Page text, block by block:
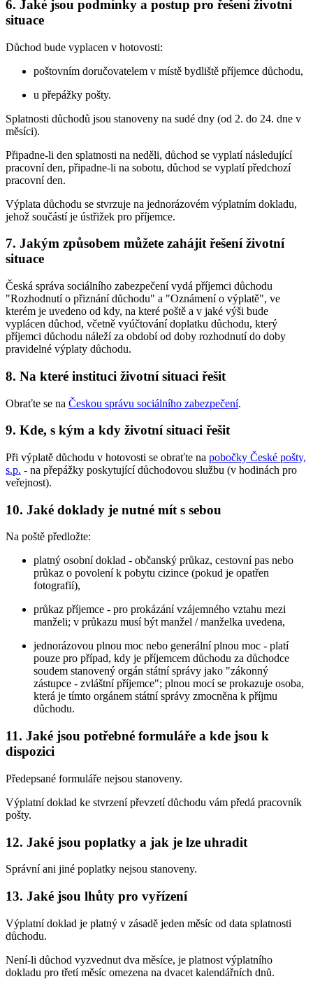
6. Jaké jsou podmínky a postup pro řešení životní
situace
Důchod bude vyplacen v hotovosti:
poštovním doručovatelem v místě bydliště příjemce důchodu,
u přepážky pošty.
Splatnosti důchodů jsou stanoveny na sudé dny (od 2. do 24. dne v
měsíci).
Připadne-li den splatnosti na neděli, důchod se vyplatí následující
pracovní den, připadne-li na sobotu, důchod se vyplatí předchozí
pracovní den.
Výplata důchodu se stvrzuje na jednorázovém výplatním dokladu,
jehož součástí je ústřižek pro příjemce.
7. Jakým způsobem můžete zahájit řešení životní
situace
Česká správa sociálního zabezpečení vydá příjemci důchodu
"Rozhodnutí o přiznání důchodu" a "Oznámení o výplatě", ve
kterém je uvedeno od kdy, na které poště a v jaké výši bude
vyplácen důchod, včetně vyúčtování doplatku důchodu, který
příjemci důchodu náleží za období od doby rozhodnutí do doby
pravidelné výplaty důchodu.
8. Na které instituci životní situaci řešit
Obraťte se na Českou správu sociálního zabezpečení.
9. Kde, s kým a kdy životní situaci řešit
Při výplatě důchodu v hotovosti se obraťte na pobočky České pošty,
s.p. - na přepážky poskytující důchodovou službu (v hodinách pro
veřejnost).
10. Jaké doklady je nutné mít s sebou
Na poště předložte:
platný osobní doklad - občanský průkaz, cestovní pas nebo
průkaz o povolení k pobytu cizince (pokud je opatřen
fotografií),
průkaz příjemce - pro prokázání vzájemného vztahu mezi
manželi; v průkazu musí být manžel / manželka uvedena,
jednorázovou plnou moc nebo generální plnou moc - platí
pouze pro případ, kdy je příjemcem důchodu za důchodce
soudem stanovený orgán státní správy jako "zákonný
zástupce - zvláštní příjemce"; plnou mocí se prokazuje osoba,
která je tímto orgánem státní správy zmocněna k příjmu
důchodu.
11. Jaké jsou potřebné formuláře a kde jsou k
dispozici
Předepsané formuláře nejsou stanoveny.
Výplatní doklad ke stvrzení převzetí důchodu vám předá pracovník
pošty.
12. Jaké jsou poplatky a jak je lze uhradit
Správní ani jiné poplatky nejsou stanoveny.
13. Jaké jsou lhůty pro vyřízení
Výplatní doklad je platný v zásadě jeden měsíc od data splatnosti
důchodu.
Není-li důchod vyzvednut dva měsíce, je platnost výplatního
dokladu pro třetí měsíc omezena na dvacet kalendářních dnů.